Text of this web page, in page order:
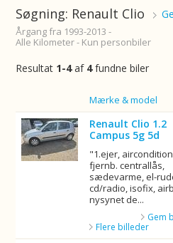
Søgning: Renault Clio
Årgang fra 1993-2013 -
Alle Kilometer - Kun personbiler
Resultat 1-4af 4fundne biler
Mærke & model
Renault Clio 1.2
Campus 5g 5d
"1.ejer,
fjernb. centrallås,
sædevarme, el-
cd/radio, isofix,
nysynet de...
Gem
Flere billeder